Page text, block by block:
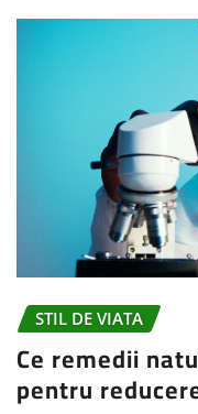
STIL DE VIATA
Ce remedii
pentru